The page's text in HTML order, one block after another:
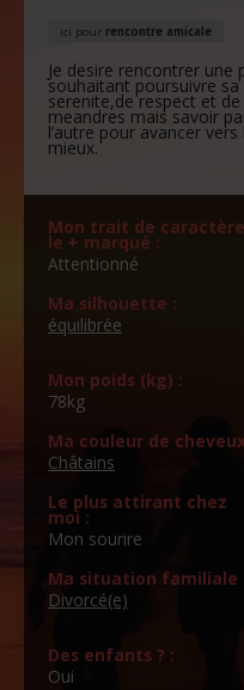
ici pour rencontre amicale
Je desire rencontrer une
souhaitant poursuivre
serenite,de respect et de
meandres mais savoir
l’autre pour avancer
mieux.
Mon trait de caractère
le + marqué :
Attentionné
Ma silhouette :
équilibrée
Mon poids (kg) :
78kg
Ma couleur de
Châtains
Le plus attirant chez
moi :
Mon sourire
Ma situation familiale
Divorcé(e)
Des enfants ? :
Oui